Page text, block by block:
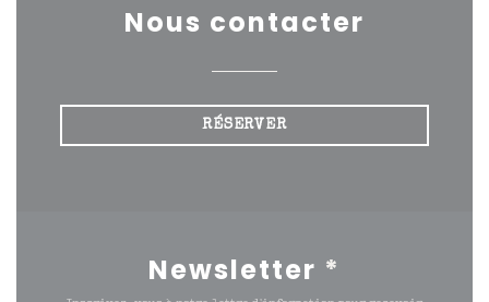
Nous contacter
RÉSERVER
Newsletter *